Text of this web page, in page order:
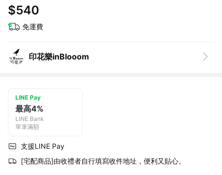
$540
免運費
印花樂inBlooom
LINE Pay
最高4%
LINE Bank
單筆滿額
支援LINE Pay
[宅配商品]由收禮者自行填寫收件地址，便利又貼心。